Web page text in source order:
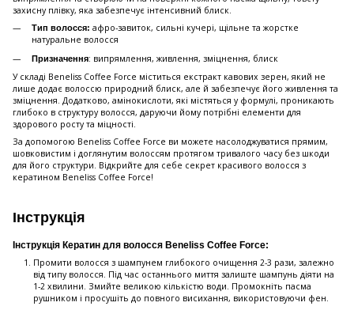
захисну плівку, яка забезпечує інтенсивний блиск.
Тип волосся: афро-завиток, сильні кучері, щільне та жорстке
натуральне волосся
Призначення: випрямлення, живлення, зміцнення, блиск
У складі Beneliss Coffee Force міститься екстракт кавових зерен, який не
лише додає волоссю природний блиск, але й забезпечує його живлення та
зміцнення. Додатково, амінокислоти, які містяться у формулі, проникають
глибоко в структуру волосся, даруючи йому потрібні елементи для
здорового росту та міцності.
За допомогою Beneliss Coffee Force ви можете насолоджуватися прямим,
шовковистим і доглянутим волоссям протягом тривалого часу без шкоди
для його структури. Відкрийте для себе секрет красивого волосся з
кератином Beneliss Coffee Force!
Інструкція
Інструкція Кератин для волосся Beneliss Coffee Force:
Промити волосся з шампунем глибокого очищення 2-3 рази, залежно
від типу волосся. Під час останнього миття залиште шампунь діяти на
1-2 хвилини. Змийте великою кількістю води. Промокніть пасма
рушником і просушіть до повного висихання, використовуючи фен.